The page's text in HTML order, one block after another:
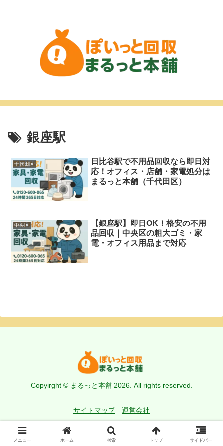
銀座駅
千代田区
日比谷駅で不用品回収なら即日対
応！オフィス・店舗・家電処分は
まるっと本舗（千代田区）
中央区
【銀座駅】即日OK！格安の不用
品回収｜中央区の粗大ゴミ・家
電・オフィス用品まで対応
Copyirght © まるっと本舗 2026. All rights reserved.
サイトマップ 運営会社
メニュー ホーム 検索 トップ サイドバー